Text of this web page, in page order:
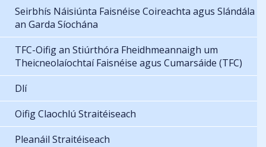
Seirbhís Náisiúnta Faisnéise Coireachta agus Slándála
an Garda Síochána
TFC-Oifig an Stiúrthóra Fheidhmeannaigh um
Theicneolaíochtaí Faisnéise agus Cumarsáide (TFC)
Dlí
Oifig Claochlú Straitéiseach
Pleanáil Straitéiseach